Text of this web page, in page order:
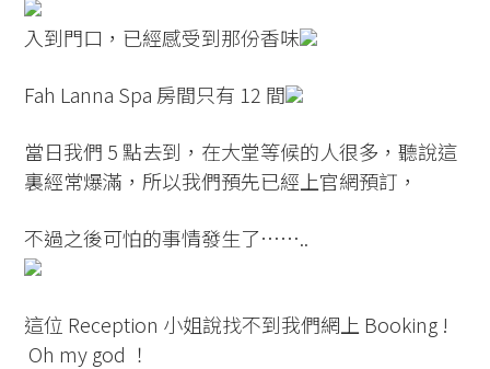
入到門口，已經感受到那份香味
Fah Lanna Spa 房間只有 12 間
當日我們 5 點去到，在大堂等候的人很多，聽說這
裏經常爆滿，所以我們預先已經上官網預訂，
不過之後可怕的事情發生了……..
這位 Reception 小姐說找不到我們網上 Booking !
Oh my god ！